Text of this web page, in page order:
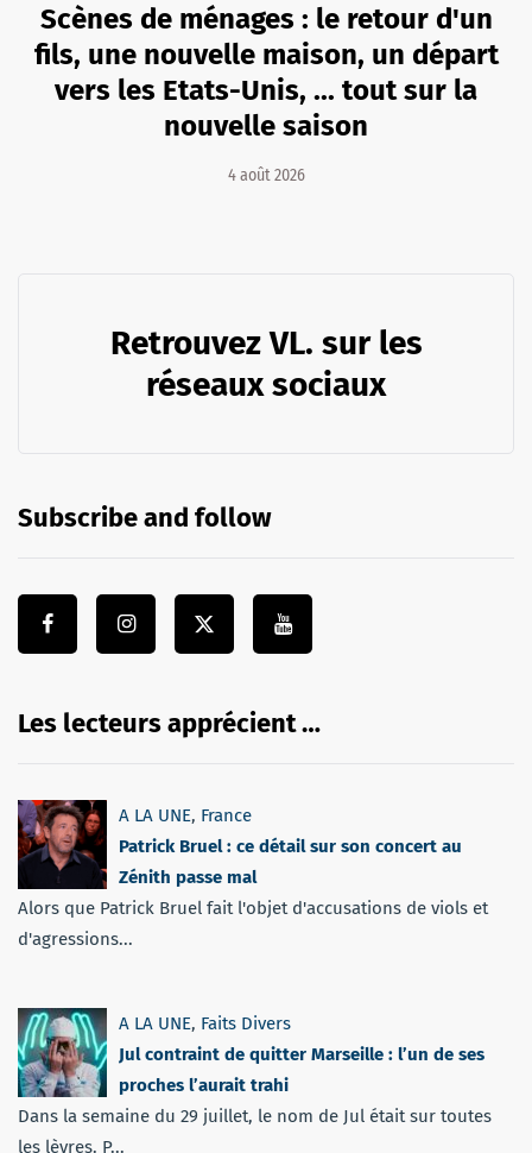
Scènes de ménages : le retour d'un
fils, une nouvelle maison, un départ
vers les Etats-Unis, ... tout sur la
nouvelle saison
4 août 2026
Retrouvez VL. sur les
réseaux sociaux
Subscribe and follow
Les lecteurs apprécient …
A LA UNE, France
Patrick Bruel : ce détail sur son concert au
Zénith passe mal
Alors que Patrick Bruel fait l'objet d'accusations de viols et
d'agressions...
A LA UNE, Faits Divers
Jul contraint de quitter Marseille : l’un de ses
proches l’aurait trahi
Dans la semaine du 29 juillet, le nom de Jul était sur toutes
les lèvres. P...